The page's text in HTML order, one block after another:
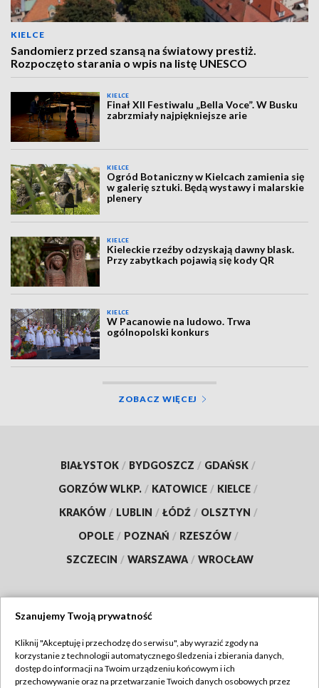
KIELCE
Sandomierz przed szansą na światowy prestiż.
Rozpoczęto starania o wpis na listę UNESCO
KIELCE
Finał XII Festiwalu „Bella Voce”. W Busku
zabrzmiały najpiękniejsze arie
KIELCE
Ogród Botaniczny w Kielcach zamienia się
w galerię sztuki. Będą wystawy i malarskie
plenery
KIELCE
Kieleckie rzeźby odzyskają dawny blask.
Przy zabytkach pojawią się kody QR
KIELCE
W Pacanowie na ludowo. Trwa
ogólnopolski konkurs
ZOBACZ WIĘCEJ
BIAŁYSTOK / BYDGOSZCZ / GDAŃSK /
GORZÓW WLKP. / KATOWICE / KIELCE /
KRAKÓW / LUBLIN / ŁÓDŹ / OLSZTYN /
OPOLE / POZNAŃ / RZESZÓW /
SZCZECIN / WARSZAWA / WROCŁAW
TVP
Abonament TVP
Szanujemy Twoją prywatność
Kliknij "Akceptuję i przechodzę do serwisu", aby wyrazić zgody na
korzystanie z technologii automatycznego śledzenia i zbierania danych,
dostęp do informacji na Twoim urządzeniu końcowym i ich
przechowywanie oraz na przetwarzanie Twoich danych osobowych przez